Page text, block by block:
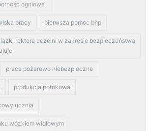
ogniowa
pracy pierwsza pomoc bhp
rektora uczelni w zakresie bezpieczeństwa
prace pożarowo niebezpieczne
produkcja potokowa
ucznia
wózkiem widłowym